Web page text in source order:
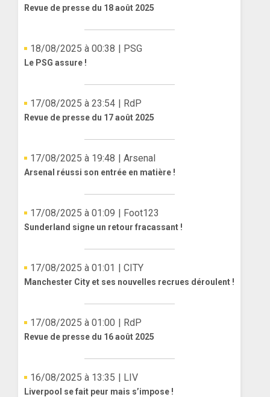
Revue de presse du 18 août 2025
18/08/2025 à 00:38 | PSG
Le PSG assure !
17/08/2025 à 23:54 | RdP
Revue de presse du 17 août 2025
17/08/2025 à 19:48 | Arsenal
Arsenal réussi son entrée en matière !
17/08/2025 à 01:09 | Foot123
Sunderland signe un retour fracassant !
17/08/2025 à 01:01 | CITY
Manchester City et ses nouvelles recrues déroulent !
17/08/2025 à 01:00 | RdP
Revue de presse du 16 août 2025
16/08/2025 à 13:35 | LIV
Liverpool se fait peur mais s’impose !